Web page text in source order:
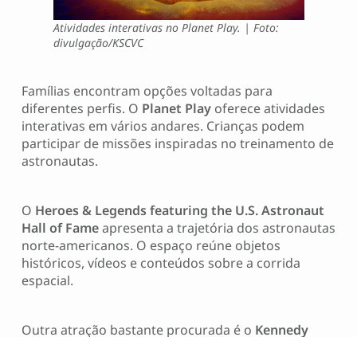
Atividades interativas no Planet Play. | Foto:
divulgação/KSCVC
Famílias encontram opções voltadas para
diferentes perfis. O Planet Playoferece atividades
interativas em vários andares. Crianças podem
participar de missões inspiradas no treinamento de
astronautas.
O Heroes & Legends featuring the U.S. Astronaut
Hall of Fameapresenta a trajetória dos astronautas
norte-americanos. O espaço reúne objetos
históricos, vídeos e conteúdos sobre a corrida
espacial.
Outra atração bastante procurada é o Kennedy